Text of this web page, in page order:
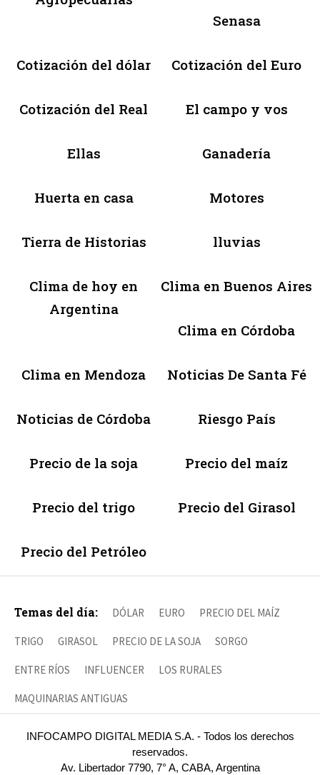
Senasa
Cotización del dólar Cotización del Euro
Cotización del Real El campo y vos
Ellas Ganadería
Huerta en casa Motores
Tierra de Historias lluvias
Clima de hoy en
Argentina
Clima en Buenos Aires
Clima en Córdoba
Clima en Mendoza Noticias De Santa Fé
Noticias de Córdoba Riesgo País
Precio de la soja Precio del maíz
Precio del trigo Precio del Girasol
Precio del Petróleo
Temas del día: DÓLAR EURO PRECIO DEL MAÍZ
TRIGO GIRASOL PRECIO DE LA SOJA SORGO
ENTRE RÍOS INFLUENCER LOS RURALES
MAQUINARIAS ANTIGUAS
INFOCAMPO DIGITAL MEDIA S.A. - Todos los derechos
reservados.
Av. Libertador 7790, 7° A, CABA, Argentina